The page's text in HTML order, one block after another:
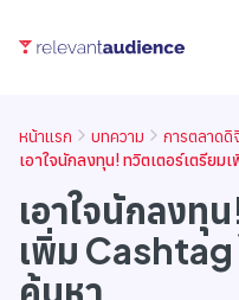
หน้าแรก บทความ
การตลาดดิ
เอาใจนักลงทุน! ทวิตเตอร์เตรีย
เอาใจนักลงทุ
เพิ่ม
ค้นหา